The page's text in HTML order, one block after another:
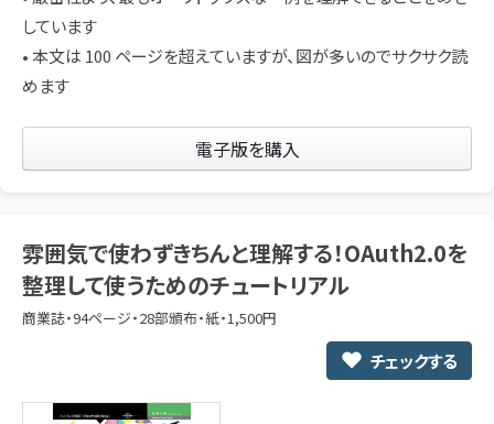
しています
• 本文は 100 ページを超えていますが、図が多いのでサクサク読
めます
電子版を購入
雰囲気で使わずきちんと理解する！OAuth2.0を
整理して使うためのチュートリアル
商業誌・94ページ・28部頒布・紙・1,500円
チェックする